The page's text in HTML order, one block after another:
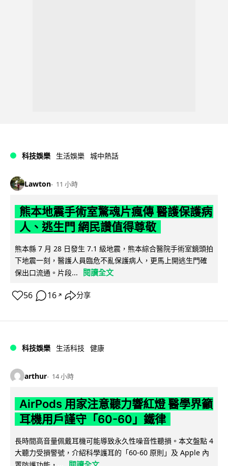
科技娛樂 生活娛樂 城中熱話
Lawton 11 小時
熊本地震手術室驚魂片瘋傳 醫護保護病
人、逃生門 網民讚值得尊敬
熊本縣 7 月 28 日發生 7.1 級地震，熊本綜合醫院手術室鏡頭拍
下地震一刻，醫護人員臨危不亂保護病人，更馬上開逃生門確
保出口流通。片段...
閱讀全文
56 16 ↗ 分享
科技娛樂 生活科技 健康
arthur 14 小時
AirPods 用家注意聽力響紅燈 醫學界籲
耳機用戶謹守「60-60」鐵律
長時間高音量佩戴耳機可能導致永久性噪音性聽損。本文盤點 4
大聽力受損警號，介紹科學護耳的「60-60 原則」及 Apple 內